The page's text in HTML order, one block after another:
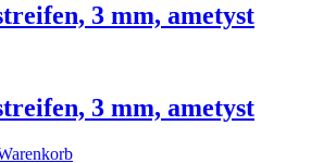
3 mm, ametyst
3 mm, ametyst